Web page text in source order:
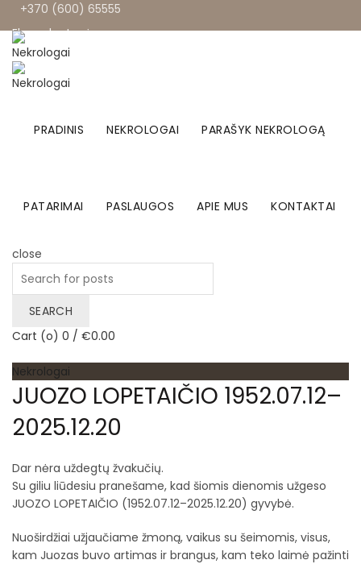
+370 (600) 65555
El. parduotuvė
Facebook
Linkedin
PRADINIS NEKROLOGAI PARAŠYK NEKROLOGĄ
PATARIMAI PASLAUGOS APIE MUS KONTAKTAI
close
Search
SEARCH
Cart (o) 0 / €0.00
Nekrologai
JUOZO LOPETAIČIO 1952.07.12–
2025.12.20
Dar nėra uždegtų žvakučių.
Su giliu liūdesiu pranešame, kad šiomis dienomis užgeso
JUOZO LOPETAIČIO (1952.07.12–2025.12.20) gyvybė.
Nuoširdžiai užjaučiame žmoną, vaikus su šeimomis, visus,
kam Juozas buvo artimas ir brangus, kam teko laimė pažinti